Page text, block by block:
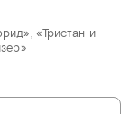
«Тристан и